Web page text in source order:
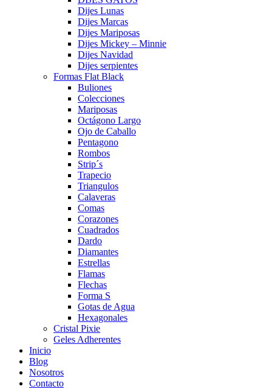
Dijes Lunas
Dijes Marcas
Dijes Mariposas
Dijes Mickey – Minnie
Dijes Navidad
Dijes serpientes
Formas Flat Black
Buliones
Colecciones
Mariposas
Octágono Largo
Ojo de Caballo
Pentagono
Rombos
Strip´s
Trapecio
Triangulos
Calaveras
Comas
Corazones
Cuadrados
Dardo
Diamantes
Estrellas
Flamas
Flechas
Forma S
Gotas de Agua
Hexagonales
Cristal Pixie
Geles Adherentes
Inicio
Blog
Nosotros
Contacto